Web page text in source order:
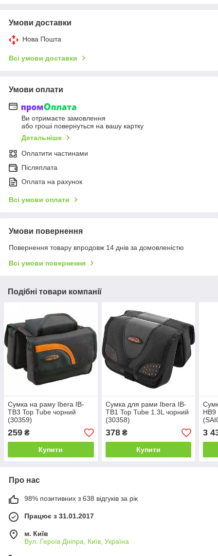
Умови доставки
Нова Пошта
Всі умови доставки
Умови оплати
Ви отримаєте замовлення
або гроші повернуться на вашу картку
Детальніше
Оплатити частинами
Післяплата
Оплата на рахунок
Всі умови оплати
Умови повернення
Повернення товару впродовж 14 днів за домовленістю
Всі умови повернення
Подібні товари компанії
Сумка на раму Ibera IB-
TB3 Top Tube чорний
(30359)
259 ₴
Купити
Сумка для рами Ibera IB-
TB1 Top Tube 1.3L чорний
(30358)
378₴
Купити
3
Про нас
98% позитивних з 638 відгуків за рік
Працює з 31.01.2017
м. Київ
Вул. Героїв Дніпра, Київ, Україна